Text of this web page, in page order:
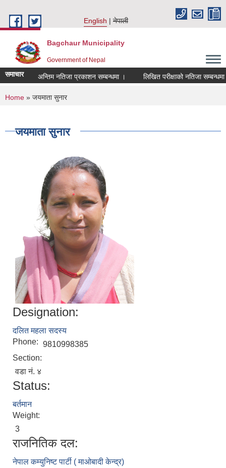
English
नेपाली
Bagchaur Municipality
Government of Nepal
समाचार अन्तिम नतिजा प्रकाशन सम्बन्धमा । लिखित परीक्षाको नतिजा सम्बन्धमा
You are here
Home » जयमाता सुनार
जयमाता सुनार
Designation:
दलित महला सदस्य
Phone: 9810998385
Section:
वडा नं. ४
Status:
बर्तमान
Weight:
3
राजनितिक दल:
नेपाल कम्युनिष्ट पार्टी ( माओबादी केन्द्र)